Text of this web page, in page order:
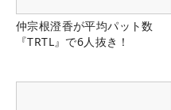
仲宗根澄香が平均パット数
『TRTL』で6人抜き！